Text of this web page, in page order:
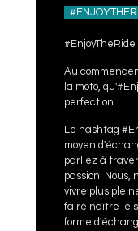
#EnjoyTheRide
Au
la moto,
perfection.
Le hashtag
moyen
parliez à
passion. Nous,
vivre plus
faire naître le
forme